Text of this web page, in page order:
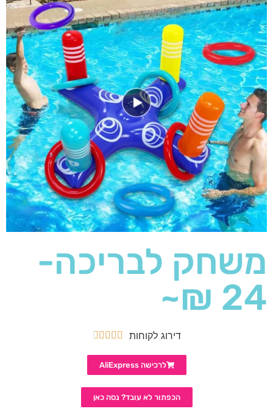
משחק לבריכה-
24 ₪~
דירוג לקוחות 




לרכישה AliExpress
הכפתור לא עובד? נסה כאן